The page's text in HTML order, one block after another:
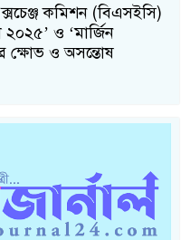
কমিশন (বিএসইসি)
২০২৫’ ও ‘মার্জিন
ক্ষোভ ও অসন্তোষ